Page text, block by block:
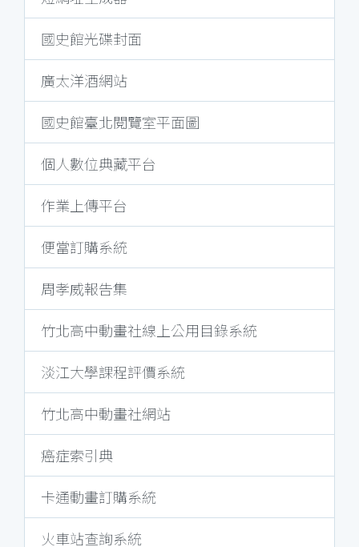
國史館光碟封面
廣太洋酒網站
國史館臺北閱覽室平面圖
個人數位典藏平台
作業上傳平台
便當訂購系統
周孝威報告集
竹北高中動畫社線上公用目錄系統
淡江大學課程評價系統
竹北高中動畫社網站
癌症索引典
卡通動畫訂購系統
火車站查詢系統